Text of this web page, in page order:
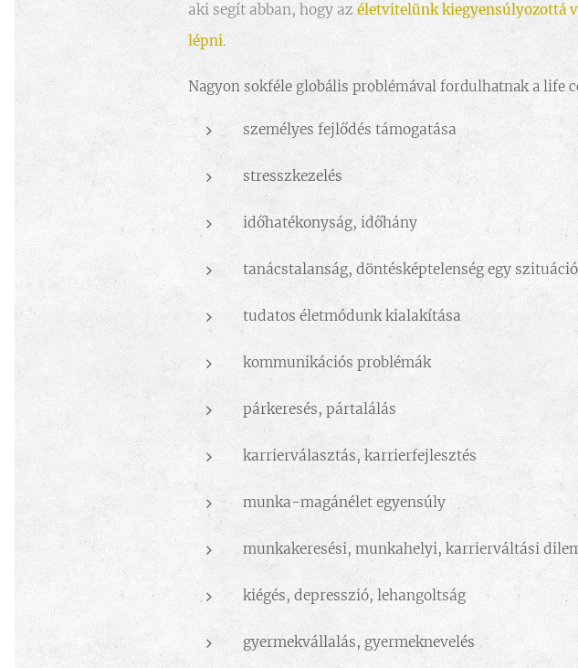
aki segít abban, hogy az életvitelünk kiegyensúlyozottá
lépni.
Nagyon sokféle globális problémával fordulhatnak a life
személyes fejlődés támogatása
stresszkezelés
időhatékonyság, időhány
tanácstalanság, döntésképtelenség egy
tudatos életmódunk kialakítása
kommunikációs problémák
párkeresés, pártalálás
karrierválasztás, karrierfejlesztés
munka-magánélet egyensúly
munkakeresési, munkahelyi, karrierváltási
kiégés, depresszió, lehangoltság
gyermekvállalás, gyermeknevelés